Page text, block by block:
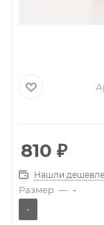
810 ₽
Нашли
Размер — -
-